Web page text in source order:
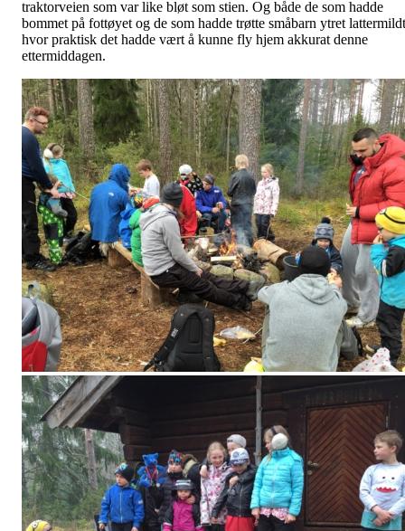
traktorveien som var like bløt som stien. Og både de som hadde
bommet på fottøyet og de som hadde trøtte småbarn ytret lattermildt
hvor praktisk det hadde vært å kunne fly hjem akkurat denne
ettermiddagen.